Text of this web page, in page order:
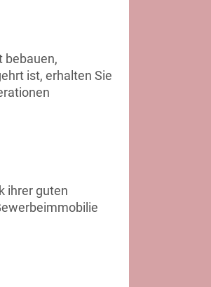
bebauen,
ist, erhalten Sie
ihrer guten